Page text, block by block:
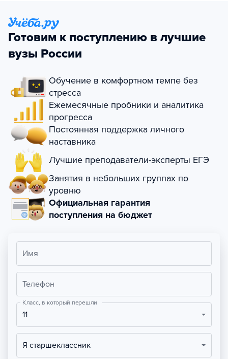
Готовим к поступлению в лучшие
вузы России
Обучение в комфортном темпе без
стресса
Ежемесячные пробники и аналитика
прогресса
Постоянная поддержка личного
наставника
Лучшие преподаватели-эксперты ЕГЭ
Занятия в небольших группах по
уровню
Официальная гарантия
поступления на бюджет
Имя
Телефон
Класс, в который перешли
11
Я старшеклассник